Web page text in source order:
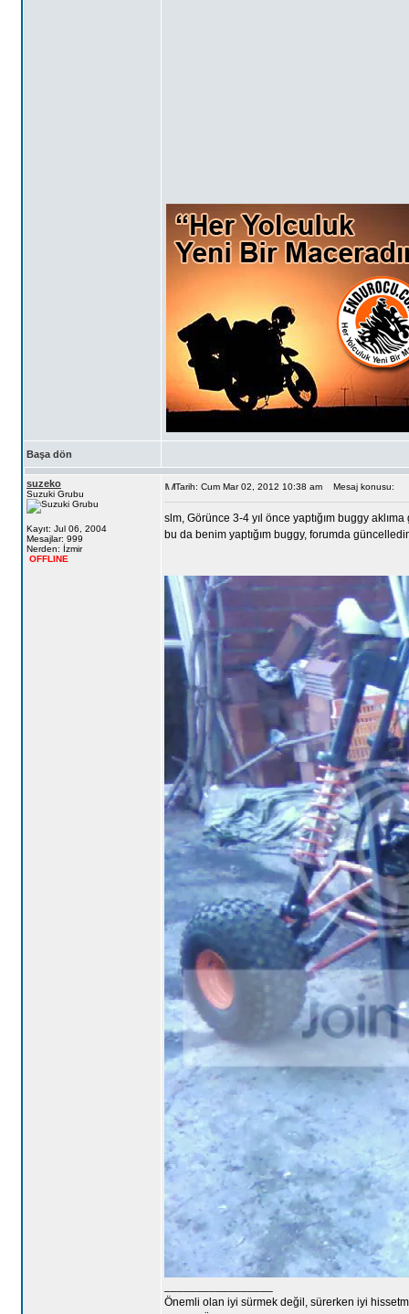
Başa dön
suzeko
Suzuki Grubu
Kayıt: Jul 06, 2004
Mesajlar: 999
Nerden: İzmir
OFFLINE
Tarih: Cum Mar 02, 2012 10:38 am Mesaj konusu:
slm, Görünce 3-4 yıl önce yaptığım buggy
bu da benim yaptığım buggy, forumda
Önemli olan iyi sürmek değil, sürerken iyi